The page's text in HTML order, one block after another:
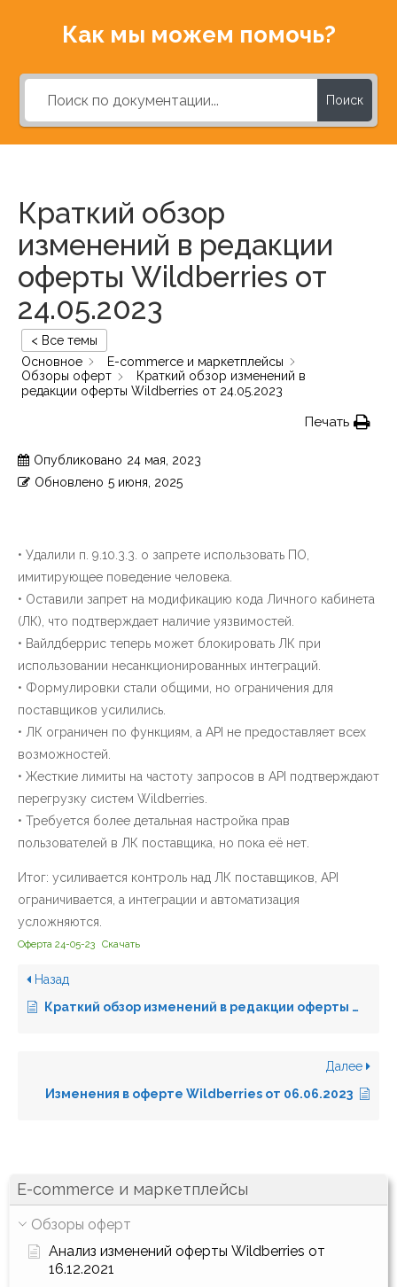
Как мы можем помочь?
Поиск
E-commerce и маркетплейсы
Обзоры оферт
Анализ изменений оферты Wildberries от
16.12.2021
Краткий обзор
изменений в редакции
оферты Wildberries от
24.05.2023
< Все темы
Основное
E-commerce и маркетплейсы
Обзоры оферт
Краткий обзор изменений в
редакции оферты Wildberries от 24.05.2023
Печать
Опубликовано 24 мая, 2023
Обновлено 5 июня, 2025
• Удалили п. 9.10.3.3. о запрете использовать ПО,
имитирующее поведение человека.
• Оставили запрет на модификацию кода Личного кабинета
(ЛК), что подтверждает наличие уязвимостей.
• Вайлдберрис теперь может блокировать ЛК при
использовании несанкционированных интеграций.
• Формулировки стали общими, но ограничения для
поставщиков усилились.
• ЛК ограничен по функциям, а API не предоставляет всех
возможностей.
• Жесткие лимиты на частоту запросов в API подтверждают
перегрузку систем Wildberries.
• Требуется более детальная настройка прав
пользователей в ЛК поставщика, но пока её нет.
Итог: усиливается контроль над ЛК поставщиков, API
ограничивается, а интеграции и автоматизация
усложняются.
Оферта 24-05-23 Скачать
Назад
Краткий обзор изменений в редакции оферты Wildberries от 19.05.2023:
Далее
Изменения в оферте Wildberries от 06.06.2023